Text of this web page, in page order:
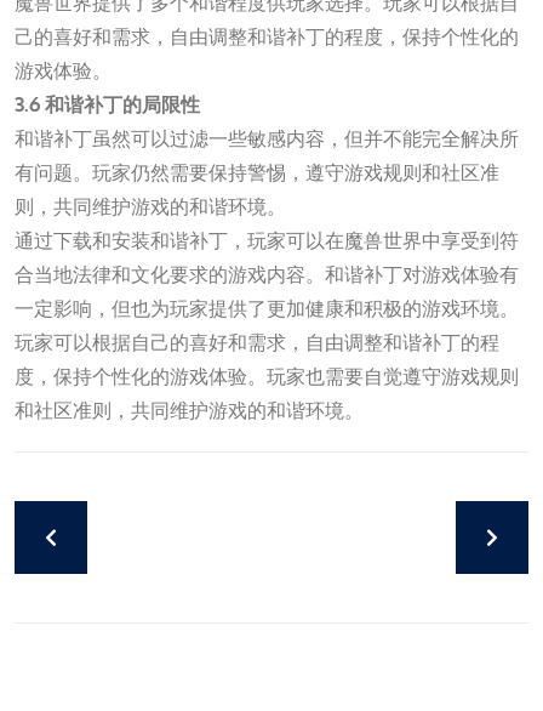
己的喜好和需求，自由调整和谐补丁的程度，保持个性化的
游戏体验。
3.6 和谐补丁的局限性
和谐补丁虽然可以过滤一些敏感内容，但并不能完全解决所
有问题。玩家仍然需要保持警惕，遵守游戏规则和社区准
则，共同维护游戏的和谐环境。
通过下载和安装和谐补丁，玩家可以在魔兽世界中享受到符
合当地法律和文化要求的游戏内容。和谐补丁对游戏体验有
一定影响，但也为玩家提供了更加健康和积极的游戏环境。
玩家可以根据自己的喜好和需求，自由调整和谐补丁的程
度，保持个性化的游戏体验。玩家也需要自觉遵守游戏规则
和社区准则，共同维护游戏的和谐环境。